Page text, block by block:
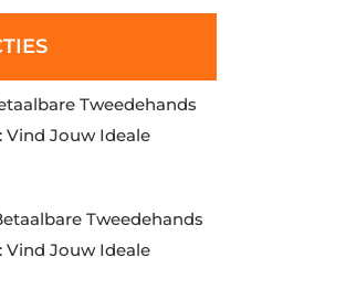
Tweedehands
Vind Jouw Ideale
Tweedehands
Vind Jouw Ideale